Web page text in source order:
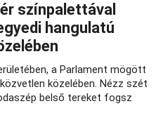
színpalettával
hangulatú
a Parlament mögött
közelében. Nézz szét
belső tereket fogsz